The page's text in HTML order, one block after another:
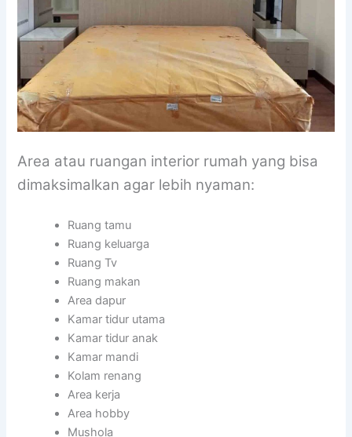
Area atau ruangan interior rumah yang bisa
dimaksimalkan agar lebih nyaman:
Ruang tamu
Ruang keluarga
Ruang Tv
Ruang makan
Area dapur
Kamar tidur utama
Kamar tidur anak
Kamar mandi
Kolam renang
Area kerja
Area hobby
Mushola